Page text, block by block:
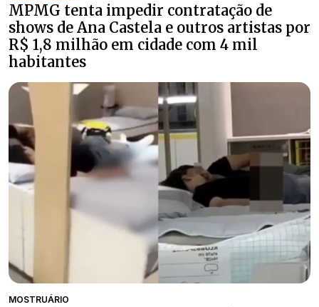
MPMG tenta impedir contratação de
shows de Ana Castela e outros artistas por
R$ 1,8 milhão em cidade com 4 mil
habitantes
MOSTRUÁRIO